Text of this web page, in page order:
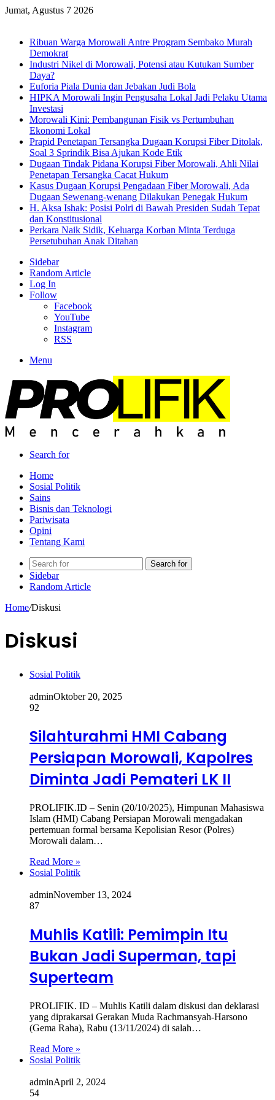
Jumat, Agustus 7 2026
Ribuan Warga Morowali Antre Program Sembako Murah
Demokrat
Industri Nikel di Morowali, Potensi atau Kutukan Sumber
Daya?
Euforia Piala Dunia dan Jebakan Judi Bola
HIPKA Morowali Ingin Pengusaha Lokal Jadi Pelaku Utama
Investasi
Morowali Kini: Pembangunan Fisik vs Pertumbuhan
Ekonomi Lokal
Prapid Penetapan Tersangka Dugaan Korupsi Fiber Ditolak,
Soal 3 Sprindik Bisa Ajukan Kode Etik
Dugaan Tindak Pidana Korupsi Fiber Morowali, Ahli Nilai
Penetapan Tersangka Cacat Hukum
Kasus Dugaan Korupsi Pengadaan Fiber Morowali, Ada
Dugaan Sewenang-wenang Dilakukan Penegak Hukum
H. Aksa Ishak: Posisi Polri di Bawah Presiden Sudah Tepat
dan Konstitusional
Perkara Naik Sidik, Keluarga Korban Minta Terduga
Persetubuhan Anak Ditahan
Sidebar
Random Article
Log In
Follow
Facebook
YouTube
Instagram
RSS
Menu
Search for
Home
Sosial Politik
Sains
Bisnis dan Teknologi
Pariwisata
Opini
Tentang Kami
Search for
Sidebar
Random Article
Home/Diskusi
Diskusi
Sosial Politik
adminOktober 20, 2025
92
Silahturahmi HMI Cabang
Persiapan Morowali, Kapolres
Diminta Jadi Pemateri LK II
PROLIFIK.ID – Senin (20/10/2025), Himpunan Mahasiswa
Islam (HMI) Cabang Persiapan Morowali mengadakan
pertemuan formal bersama Kepolisian Resor (Polres)
Morowali dalam…
Read More »
Sosial Politik
adminNovember 13, 2024
87
Muhlis Katili: Pemimpin Itu
Bukan Jadi Superman, tapi
Superteam
PROLIFIK. ID – Muhlis Katili dalam diskusi dan deklarasi
yang diprakarsai Gerakan Muda Rachmansyah-Harsono
(Gema Raha), Rabu (13/11/2024) di salah…
Read More »
Sosial Politik
adminApril 2, 2024
54